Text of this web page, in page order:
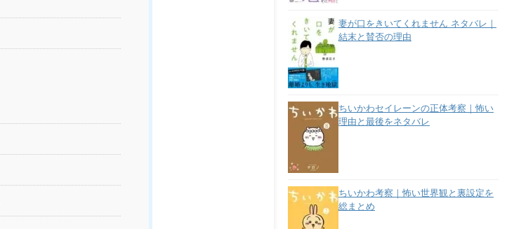
妻が口をきいてくれません ネタバレ｜
結末と賛否の理由
ちいかわセイレーンの正体考察｜怖い
理由と最後をネタバレ
ちいかわ考察｜怖い世界観と裏設定を
総まとめ